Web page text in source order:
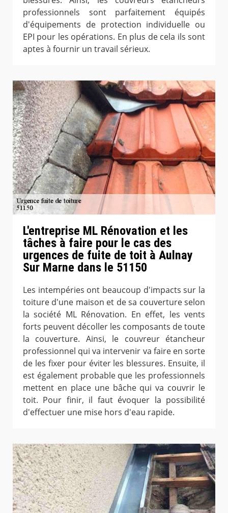
professionnels sont parfaitement équipés
d'équipements de protection individuelle ou
EPI pour les opérations. En plus de cela ils sont
aptes à fournir un travail sérieux.
L'entreprise ML Rénovation et les
tâches à faire pour le cas des
urgences de fuite de toit à Aulnay
Sur Marne dans le 51150
Les intempéries ont beaucoup d'impacts sur la
toiture d'une maison et de sa couverture selon
la société ML Rénovation. En effet, les vents
forts peuvent décoller les composants de toute
la couverture. Ainsi, le couvreur étancheur
professionnel qui va intervenir va faire en sorte
de les fixer pour éviter les blessures. Ensuite, il
est également probable que les professionnels
mettent en place une bâche qui va couvrir le
toit. Pour finir, il faut évoquer la possibilité
d'effectuer une mise hors d'eau rapide.